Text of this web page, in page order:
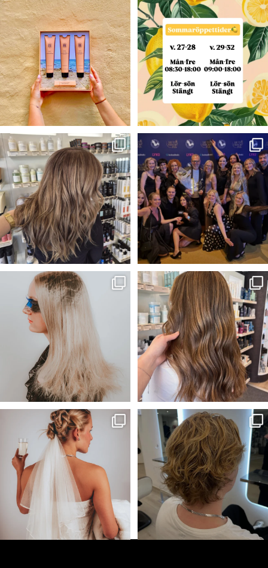
.
☀️🧡Sommar tävling🧡☀️
Nu har du...
60 48
Våra öppettider under sommaren
🍋🌼
v. 27-28...
7 0
Blond —>Brunett 💫✨✨
Färg- Claudia
...
41 2
VINNARE I ÅRETS
ARBETSGIVARE 2026!⭐️🥂
Igår...
282 50
Vårat bidrag till Årets frisör
kollektion!🖤
...
55
Solkyssta slingor☀️
Frisör-Evelina🎨...
33 1
Wilmas och My’s bidrag till Årets
frisör kategori...
64 1
Kunden önskade sig mer textur
och ett lättare hår...
52 1